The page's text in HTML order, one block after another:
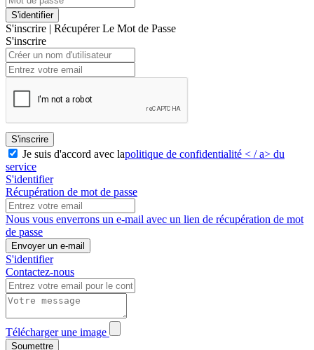
S'identifier
S'inscrire | Récupérer Le Mot de Passe
S'inscrire
S'inscrire
Je suis d'accord avec lapolitique de confidentialité < / a> du
service
S'identifier
Récupération de mot de passe
Nous vous enverrons un e-mail avec un lien de récupération de mot
de passe
Envoyer un e-mail
S'identifier
Contactez-nous
Télécharger une image